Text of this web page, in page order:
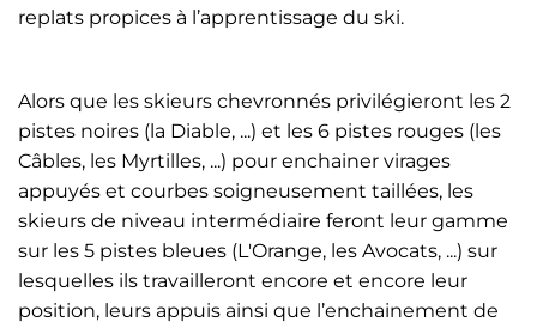
replats propices à l’apprentissage du ski.
Alors que les skieurs chevronnés privilégieront les 2
pistes noires (la Diable, ...) et les 6 pistes rouges (les
Câbles, les Myrtilles, ...) pour enchainer virages
appuyés et courbes soigneusement taillées, les
skieurs de niveau intermédiaire feront leur gamme
sur les 5 pistes bleues (L'Orange, les Avocats, ...) sur
lesquelles ils travailleront encore et encore leur
position, leurs appuis ainsi que l’enchainement de